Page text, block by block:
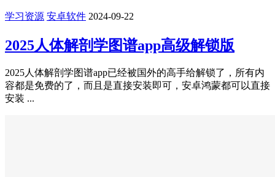
学习资源 安卓软件 2024-09-22
2025人体解剖学图谱app高级解锁版
2025人体解剖学图谱app已经被国外的高手给解锁了，所有内
容都是免费的了，而且是直接安装即可，安卓鸿蒙都可以直接
安装 ...